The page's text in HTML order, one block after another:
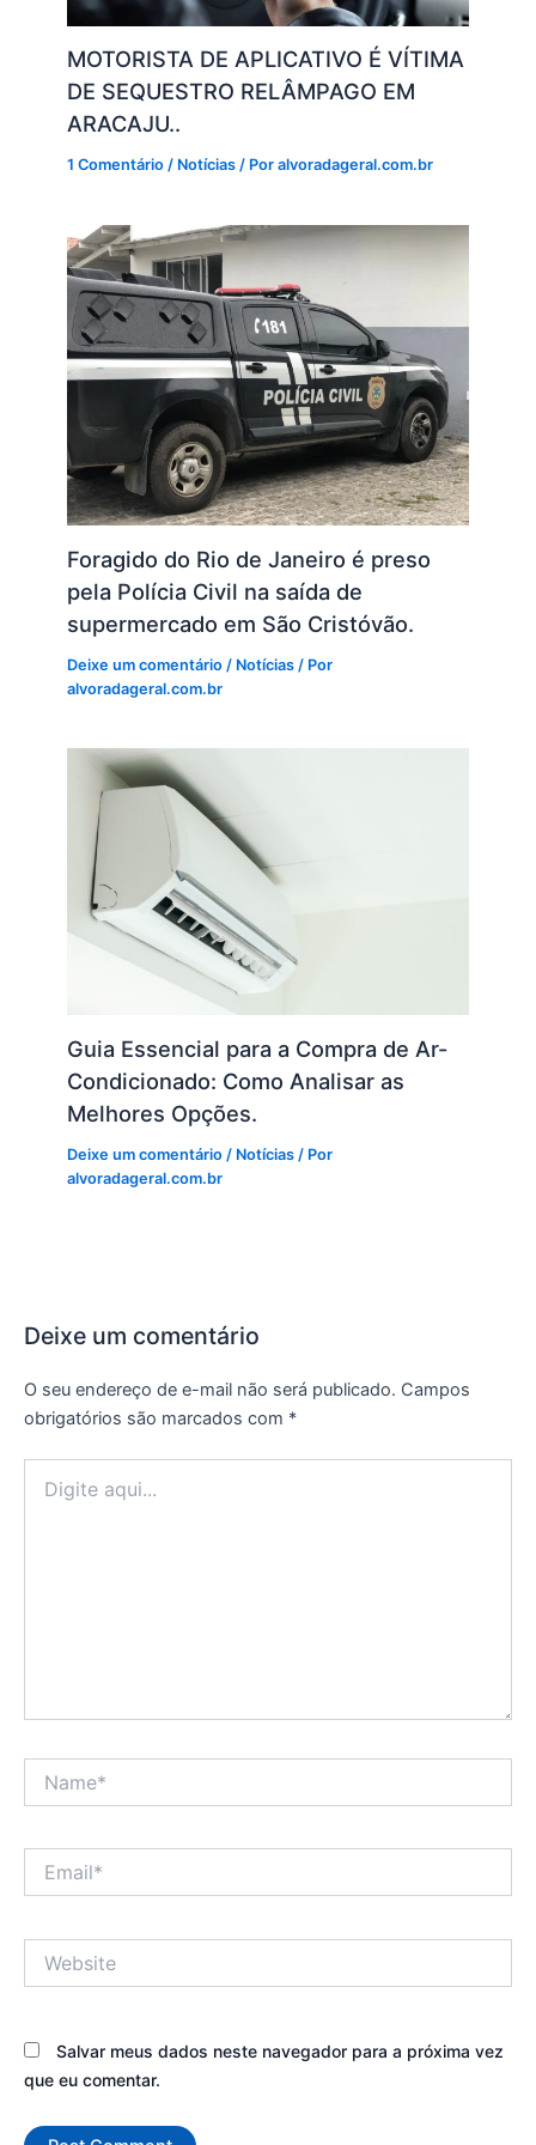
MOTORISTA DE APLICATIVO É VÍTIMA
DE SEQUESTRO RELÂMPAGO EM
ARACAJU..
1 Comentário / Notícias / Poralvoradageral.com.br
Foragido do Rio de Janeiro é preso
pela Polícia Civil na saída de
supermercado em São Cristóvão.
Deixe um comentário / Notícias / Por
alvoradageral.com.br
Guia Essencial para a Compra de Ar-
Condicionado: Como Analisar as
Melhores Opções.
Deixe um comentário / Notícias / Por
alvoradageral.com.br
Deixe um comentário
O seu endereço de e-mail não será publicado. Campos
obrigatórios são marcados com *
aqui...
Salvar meus dados neste navegador para a próxima vez
que eu comentar.